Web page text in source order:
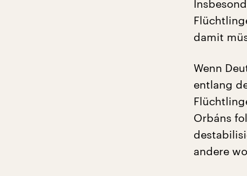
damit
Wenn
entlang
Orbáns
andere